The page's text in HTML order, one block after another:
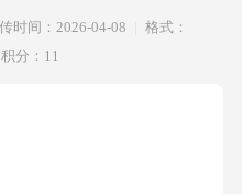
传时间：2026-04-08
格式：
积分：11